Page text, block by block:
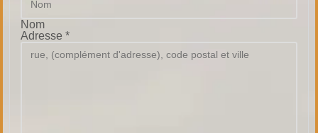
Nom
Adresse *